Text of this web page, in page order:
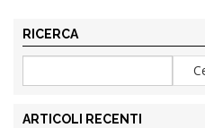
RICERCA
ARTICOLI RECENTI